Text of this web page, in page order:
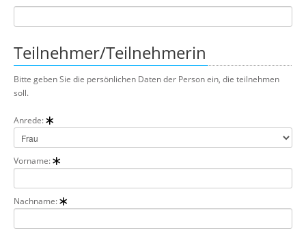
Teilnehmer/Teilnehmerin
Bitte geben Sie die persönlichen Daten der Person ein, die teilnehmen
soll.
Anrede:
Vorname:
Nachname: